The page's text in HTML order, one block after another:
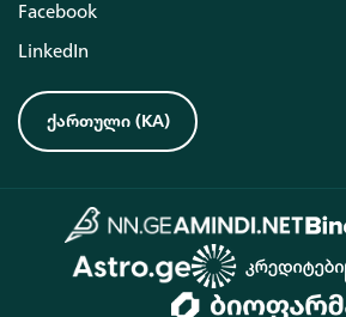
Facebook
LinkedIn
ქართული (KA)